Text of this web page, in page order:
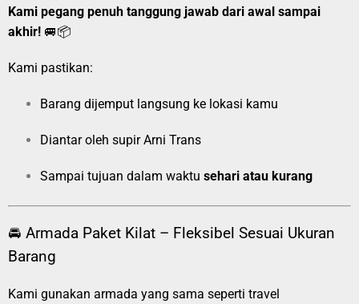
Kami pegang penuh tanggung jawab dari awal sampai
akhir! 🚐📦
Kami pastikan:
Barang dijemput langsung ke lokasi kamu
Diantar oleh supir Arni Trans
Sampai tujuan dalam waktu sehari atau kurang
🚘 Armada Paket Kilat – Fleksibel Sesuai Ukuran
Barang
Kami gunakan armada yang sama seperti travel